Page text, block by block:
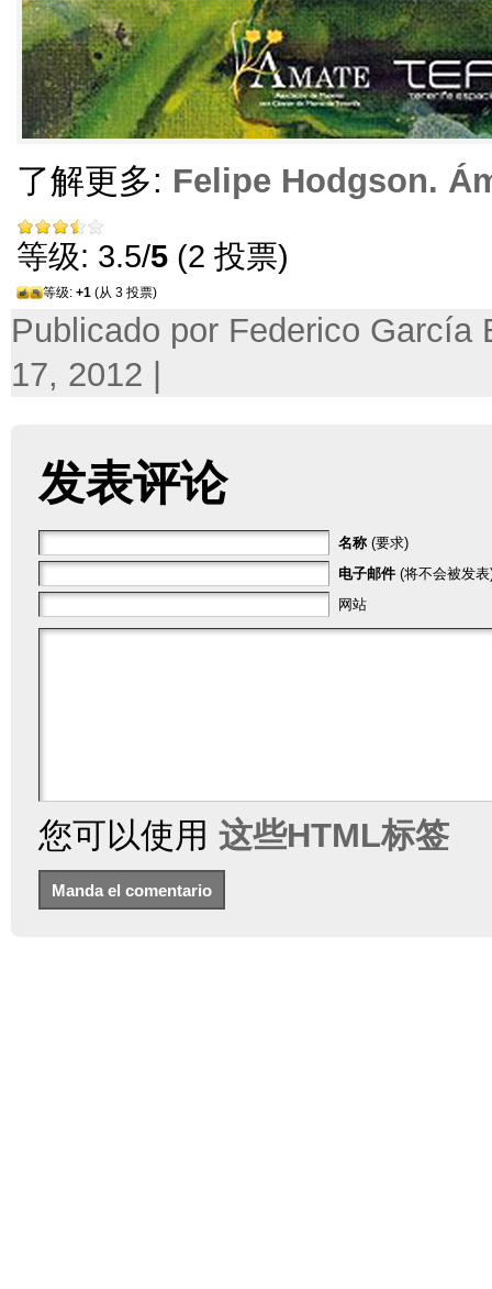
了解更多: Felipe Hodgson.
等级: 3.5/5 (2 投票)
等级: +1 (从 3 投票)
Publicado por Federico García
17, 2012 |
发表评论
名称 (要求)
电子邮件 (将不会被发
网站
您可以使用 这些HTML标签